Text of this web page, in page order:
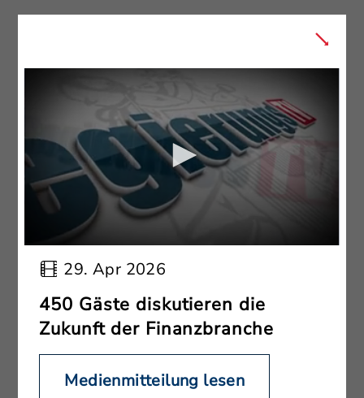
29. Apr 2026
450 Gäste diskutieren die
Zukunft der Finanzbranche
Medienmitteilung lesen